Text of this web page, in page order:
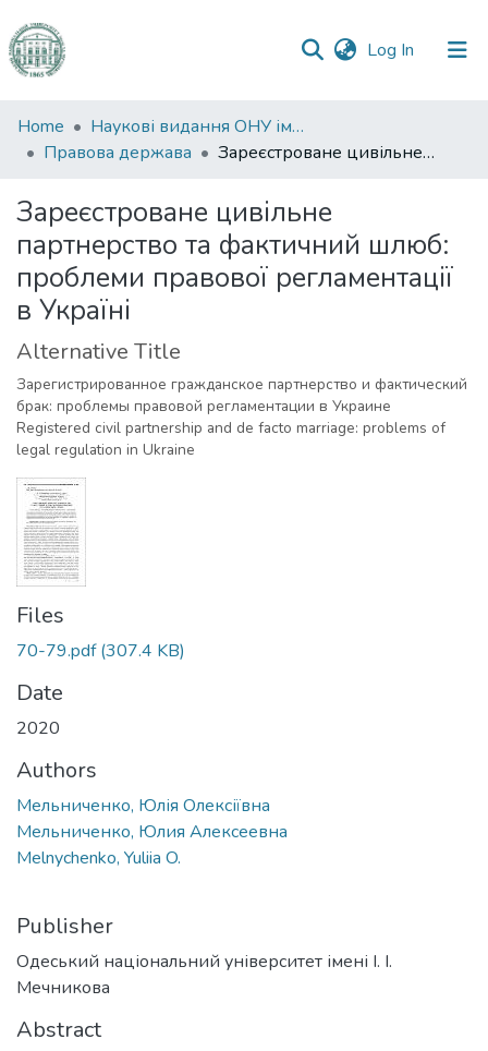
Log In (current)
Communities
&
All of DSpace
Statistics
Home
Наукові видання ОНУ імені І. І. Мечникова
Правова держава
Зареєстроване цивільне партнерство та фактичний шлюб: проблеми правової регламентації в Україні
Зареєстроване цивільне
партнерство та фактичний шлюб:
проблеми правової регламентації
в Україні
Alternative Title
Зарегистрированное гражданское партнерство и фактический
брак: проблемы правовой регламентации в Украине
Registered civil partnership and de facto marriage: problems of
legal regulation in Ukraine
Files
70-79.pdf(307.4 KB)
Date
2020
Authors
Мельниченко, Юлія Олексіївна
Мельниченко, Юлия Алексеевна
Melnychenko, Yuliia O.
Publisher
Одеський національний університет імені І. І.
Мечникова
Abstract